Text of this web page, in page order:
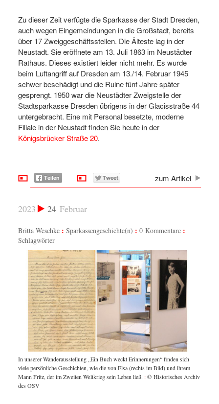
Zu dieser Zeit verfügte die Sparkasse der Stadt Dresden,
auch wegen Eingemeindungen in die Großstadt, bereits
über 17 Zweiggeschäftsstellen. Die Älteste lag in der
Neustadt. Sie eröffnete am 13. Juli 1863 im Neustädter
Rathaus. Dieses existiert leider nicht mehr. Es wurde
beim Luftangriff auf Dresden am 13./14. Februar 1945
schwer beschädigt und die Ruine fünf Jahre später
gesprengt. 1950 war die Neustädter Zweigstelle der
Stadtsparkasse Dresden übrigens in der Glacisstraße 44
untergebracht. Eine mit Personal besetzte, moderne
Filiale in der Neustadt finden Sie heute in der
Königsbrücker Straße 20.
zum Artikel
24 Februar
2023
Britta Weschke Sparkassengeschichte(n)
0 Kommentare
Schlagwörter
In unserer Wanderausstellung „Ein Buch weckt Erinnerungen“ finden sich
viele persönliche Geschichten, wie die von Elsa (rechts im Bild) und ihrem
Mann Fritz, der im Zweiten Weltkrieg sein Leben ließ. :© Historisches Archiv
des OSV